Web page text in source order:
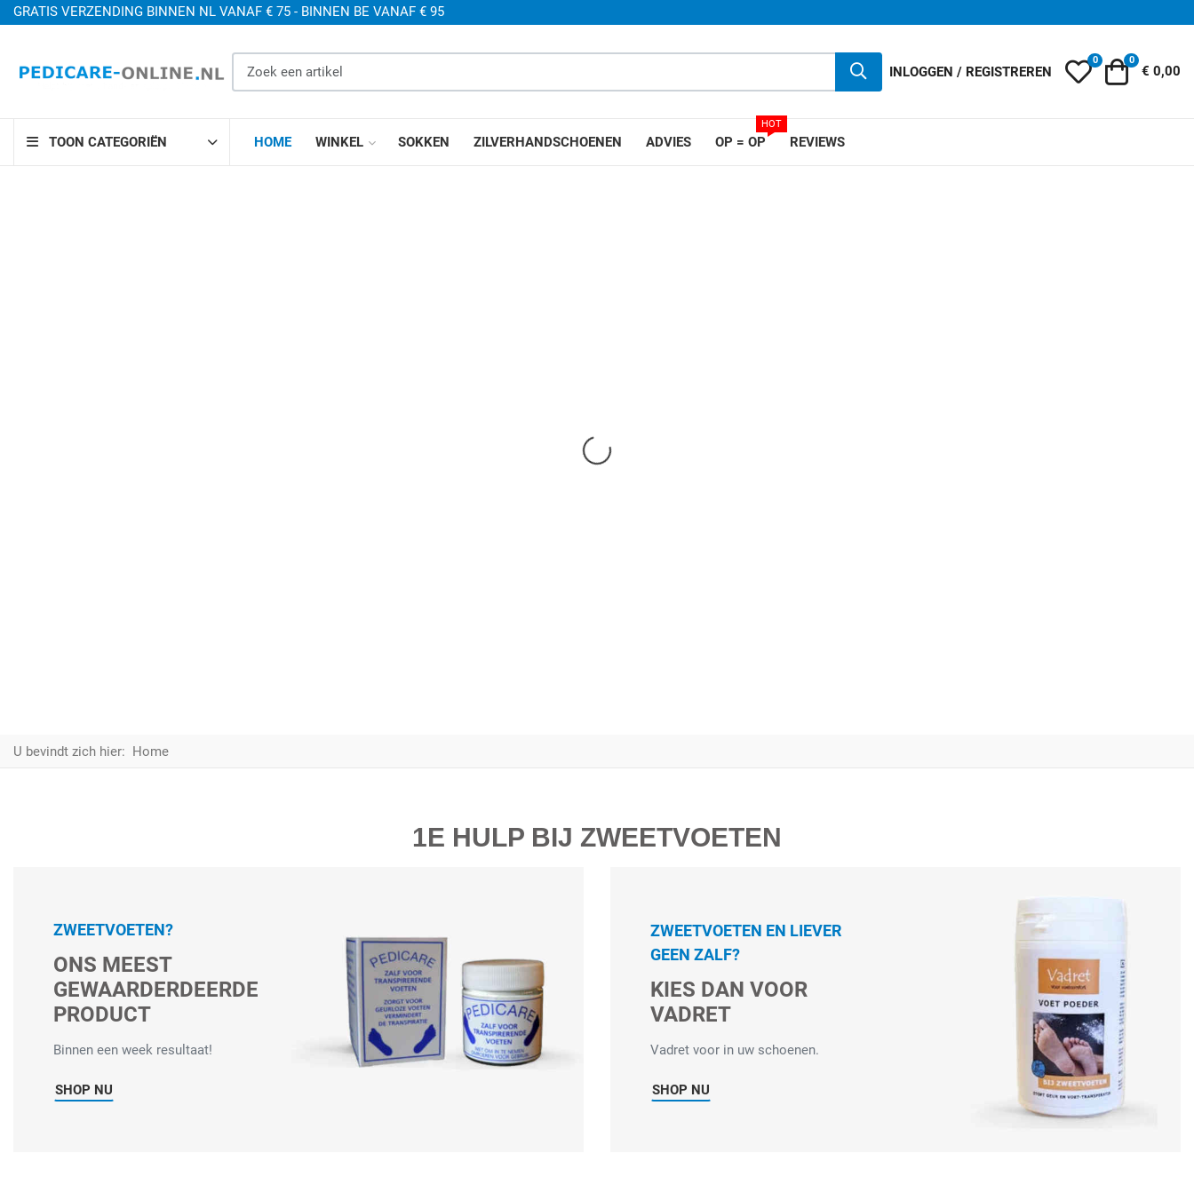
GRATIS VERZENDING BINNEN NL VANAF € 75 - BINNEN BE VANAF € 95
INLOGGEN / REGISTREREN Mijn wensenlijst
0 0
€ 0,00
TOON CATEGORIËN HOME WINKEL SOKKEN ZILVERHANDSCHOENEN ADVIES OP = OP
HOT
REVIEWS
U bevindt zich hier: Home
1E HULP BIJ ZWEETVOETEN
ZWEETVOETEN?
ONS MEEST
GEWAARDERDEERDE
PRODUCT
Binnen een week resultaat!
SHOP NU
ZWEETVOETEN EN LIEVER
GEEN ZALF?
KIES DAN VOOR
VADRET
Vadret voor in uw schoenen.
SHOP NU